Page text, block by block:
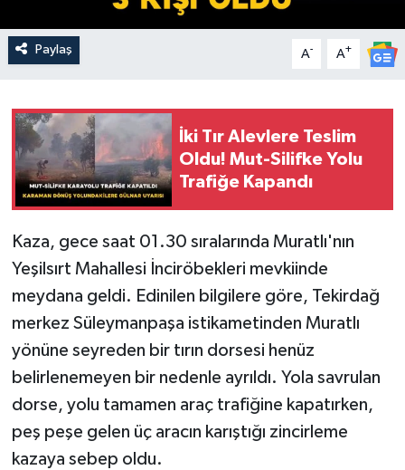
Paylaş A- A+
İki Tır Alevlere Teslim
Oldu! Mut-Silifke Yolu
Trafiğe Kapandı
Kaza, gece saat 01.30 sıralarında Muratlı'nın
Yeşilsırt Mahallesi İnciröbekleri mevkiinde
meydana geldi. Edinilen bilgilere göre, Tekirdağ
merkez Süleymanpaşa istikametinden Muratlı
yönüne seyreden bir tırın dorsesi henüz
belirlenemeyen bir nedenle ayrıldı. Yola savrulan
dorse, yolu tamamen araç trafiğine kapatırken,
peş peşe gelen üç aracın karıştığı zincirleme
kazaya sebep oldu.